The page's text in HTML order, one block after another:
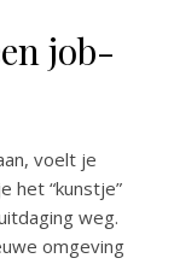
job-
voelt je
het “kunstje”
weg.
omgeving